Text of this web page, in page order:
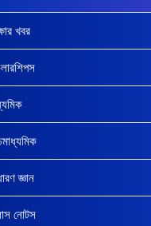
খবর
জ্ঞান
নোটস